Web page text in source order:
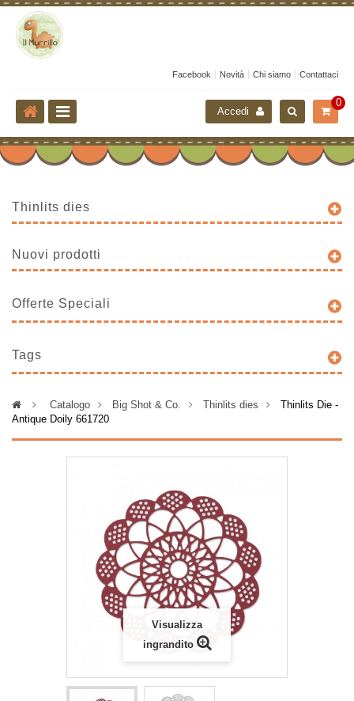
Facebook Novità Chi siamo Contattaci
0
Accedi
Thinlits dies
Nuovi prodotti
Offerte Speciali
Tags
> Catalogo > Big Shot & Co. > Thinlits dies >
Thinlits Die -
Antique Doily 661720
Visualizza
ingrandito